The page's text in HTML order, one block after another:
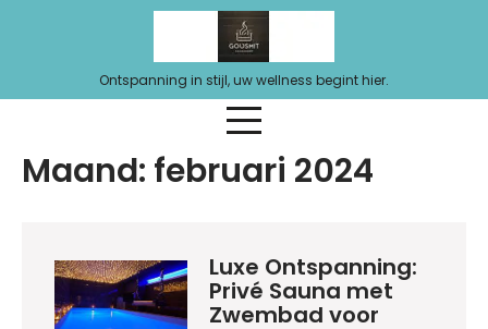
Ontspanning in stijl, uw wellness begint hier.
Maand: februari 2024
Luxe Ontspanning:
Privé Sauna met
Zwembad voor